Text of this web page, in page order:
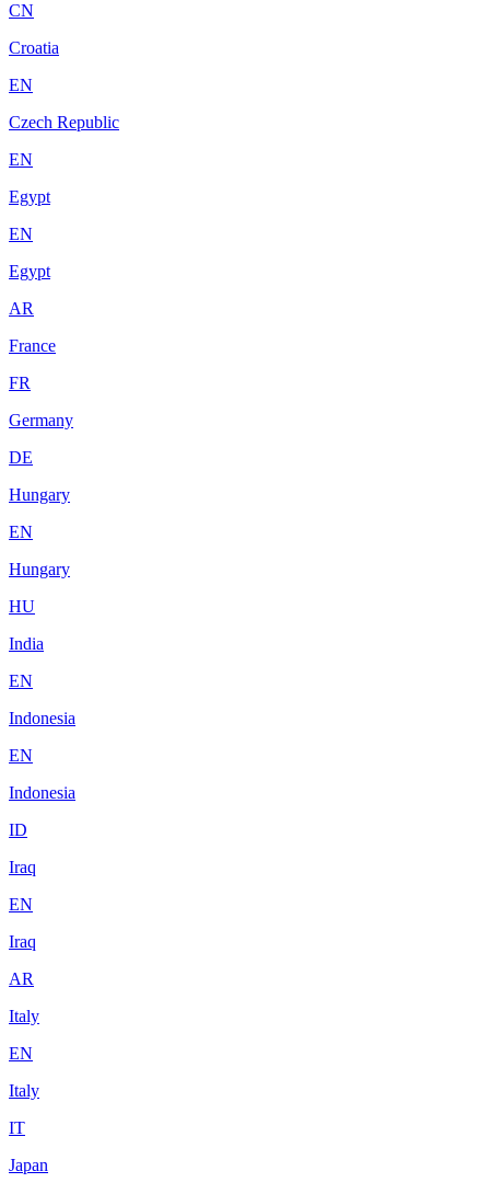
CN
Croatia
EN
Czech Republic
EN
Egypt
EN
Egypt
AR
France
FR
Germany
DE
Hungary
EN
Hungary
HU
India
EN
Indonesia
EN
Indonesia
ID
Iraq
EN
Iraq
AR
Italy
EN
Italy
IT
Japan